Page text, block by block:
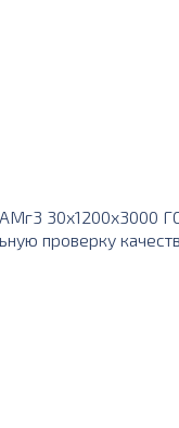
30х1200х3000
проверку